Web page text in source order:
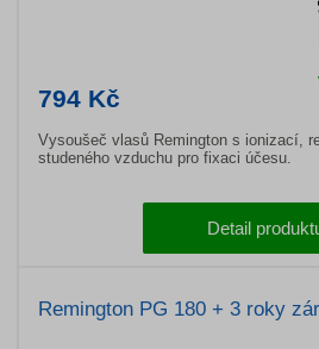
794 Kč
Vysoušeč vlasů Remington s ionizací,
studeného vzduchu pro fixaci účesu.
Detail
Remington PG 180 + 3 roky